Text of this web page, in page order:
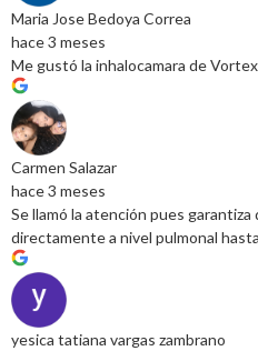
Maria Jose Bedoya Correa
hace 3 meses
Me gustó la inhalocamara de
Carmen Salazar
hace 3 meses
Se llamó la atención pues
directamente a nivel pulmonal
yesica tatiana vargas zambrano